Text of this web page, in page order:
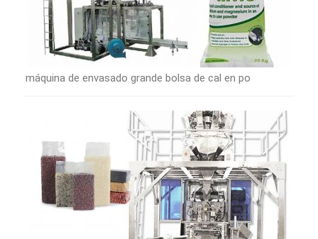
máquina de envasado grande bolsa de cal en po